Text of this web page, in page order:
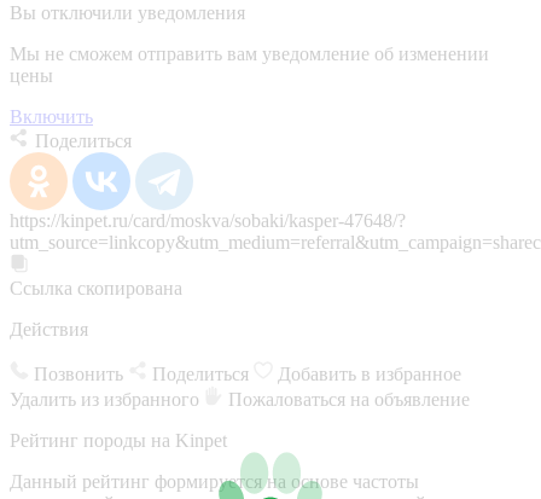
Вы отключили уведомления
Мы не сможем отправить вам уведомление об изменении
цены
Включить
Поделиться
https://kinpet.ru/card/moskva/sobaki/kasper-47648/?
Ссылка скопирована
Действия
Позвонить Поделиться
Добавить в избранное
Удалить из избранного
Пожаловаться на объявление
Рейтинг породы на Kinpet
Данный рейтинг формируется на основе частоты